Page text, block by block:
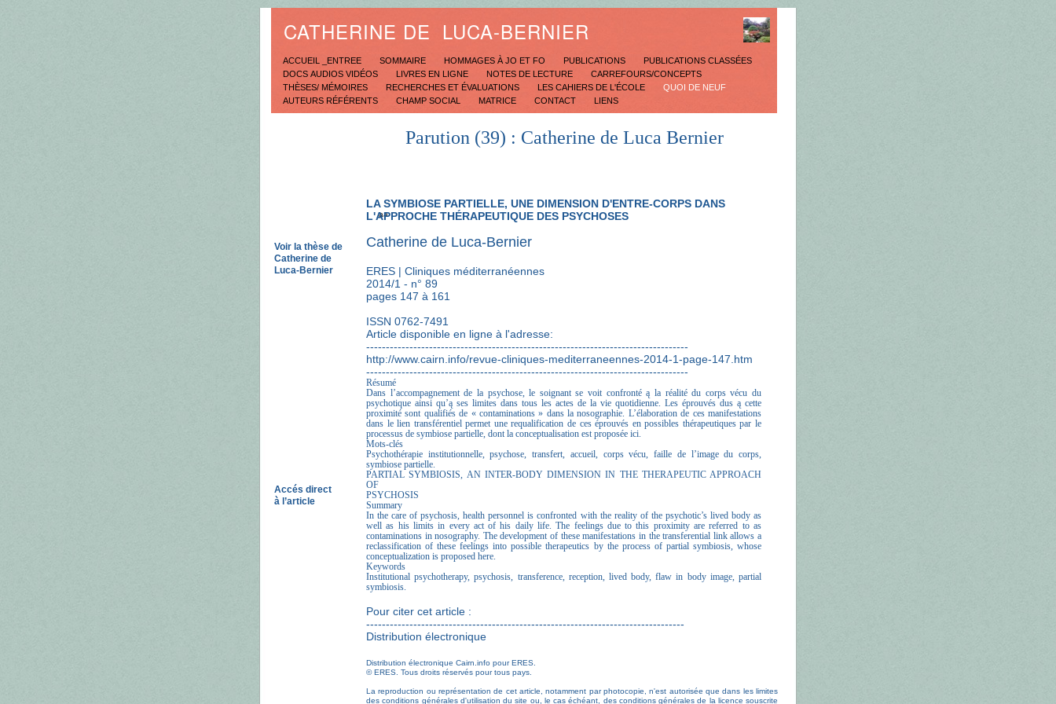
CATHERINE DE LUCA-BERNIER
ACCUEIL _ENTREE SOMMAIRE HOMMAGES À JO ET FO PUBLICATIONS
PUBLICATIONS CLASSÉES
DOCS AUDIOS VIDÉOS
LIVRES EN LIGNE NOTES DE LECTURE
CARREFOURS/CONCEPTS
THÈSES/ MÉMOIRES
RECHERCHES ET ÉVALUATIONS LES CAHIERS DE L'ÉCOLE
QUOI DE NEUF
AUTEURS RÉFÉRENTS
CHAMP SOCIAL MATRICE CONTACT LIENS
Parution (39) : Catherine de Luca Bernier
Voir la thèse de
Catherine de
Luca-Bernier
aa
LA SYMBIOSE PARTIELLE, UNE DIMENSION D'ENTRE-CORPS DANS
L'APPROCHE THÉRAPEUTIQUE DES PSYCHOSES
Catherine de Luca-Bernier
ERES | Cliniques méditerranéennes
2014/1 - n° 89
pages 147 à 161
ISSN 0762-7491
Article disponible en ligne à l'adresse:
----------------------------------------------------------------------------------
http://www.cairn.info/revue-cliniques-mediterraneennes-2014-1-page-147.htm
----------------------------------------------------------------------------------
Résumé
Dans l’accompagnement de la psychose, le soignant se voit confronté ą la réalité du corps vécu du
psychotique ainsi qu’ą ses limites dans tous les actes de la vie quotidienne. Les éprouvés dus ą cette
proximité sont qualifiés de « contaminations » dans la nosographie. L’élaboration de ces manifestations
dans le lien transférentiel permet une requalification de ces éprouvés en possibles thérapeutiques par le
processus de symbiose partielle, dont la conceptualisation est proposée ici.
Mots-clés
Psychothérapie institutionnelle, psychose, transfert, accueil, corps vécu, faille de l’image du corps,
symbiose partielle.
PARTIAL SYMBIOSIS, AN INTER-BODY DIMENSION IN THE THERAPEUTIC APPROACH
OF
PSYCHOSIS
Summary
In the care of psychosis, health personnel is confronted with the reality of the psychotic’s lived body as
well as his limits in every act of his daily life. The feelings due to this proximity are referred to as
contaminations in nosography. The development of these manifestations in the transferential link allows a
reclassification of these feelings into possible therapeutics by the process of partial symbiosis, whose
conceptualization is proposed here.
Keywords
Institutional psychotherapy, psychosis, transference, reception, lived body, flaw in body image, partial
symbiosis.
Pour citer cet article :
---------------------------------------------------------------------------------
Distribution électronique
Distribution électronique Cairn.info pour ERES.
© ERES. Tous droits réservés pour tous pays.
La reproduction ou représentation de cet article, notamment par photocopie, n'est autorisée que dans les limites
des conditions générales d'utilisation du site ou, le cas échéant, des conditions générales de la licence souscrite
Accés direct
à l’article